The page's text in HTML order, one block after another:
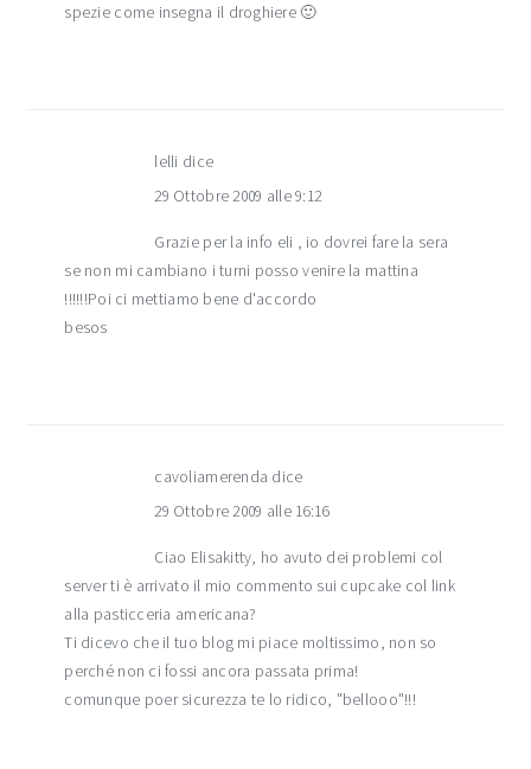
spezie come insegna il droghiere 🙂
lelli dice
29 Ottobre 2009 alle 9:12
Grazie per la info eli , io dovrei fare la sera
se non mi cambiano i turni posso venire la mattina
!!!!!!Poi ci mettiamo bene d'accordo
besos
cavoliamerenda dice
29 Ottobre 2009 alle 16:16
Ciao Elisakitty, ho avuto dei problemi col
server ti è arrivato il mio commento sui cupcake col link
alla pasticceria americana?
Ti dicevo che il tuo blog mi piace moltissimo, non so
perché non ci fossi ancora passata prima!
comunque poer sicurezza te lo ridico, "bellooo"!!!